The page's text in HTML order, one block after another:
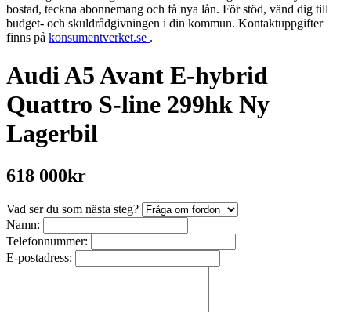
bostad, teckna abonnemang och få nya lån. För stöd, vänd dig till
budget- och skuldrådgivningen i din kommun. Kontaktuppgifter
finns på konsumentverket.se .
Audi A5 Avant E-hybrid
Quattro S-line 299hk Ny
Lagerbil
618 000kr
Vad ser du som nästa steg?
Namn:
Telefonnummer:
E-postadress: